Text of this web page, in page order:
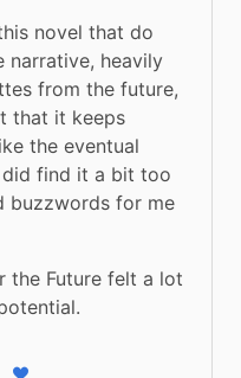
novel that do
narrative, heavily
from the future,
that it keeps
the eventual
find it a bit too
buzzwords for me
the Future felt a lot